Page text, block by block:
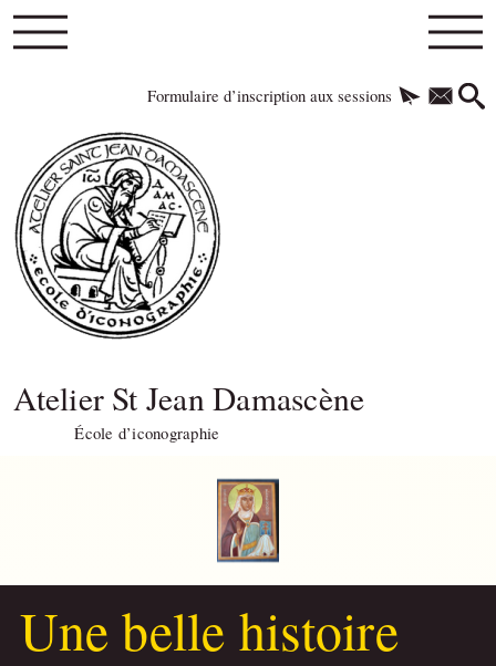
Formulaire d’inscription aux sessions
Atelier St Jean Damascène
École d’iconographie
Une belle histoire